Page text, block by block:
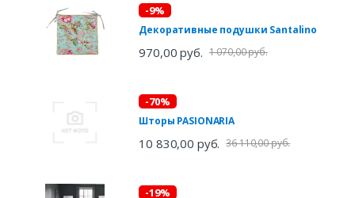
-9%
Декоративные подушки Santalino
970,00 руб. 1 070,00 руб.
-70%
Шторы PASIONARIA
10 830,00 руб. 36 110,00 руб.
-19%